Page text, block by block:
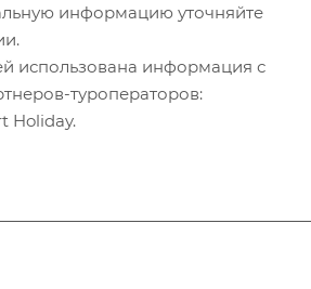
информацию уточняйте
использована информация с
туроператоров:
Holiday.